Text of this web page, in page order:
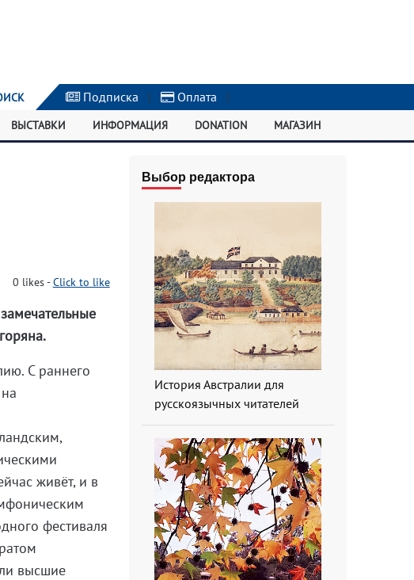
Подписка | Оплата |
ВЫСТАВКИ ИНФОРМАЦИЯ DONATION МАГАЗИН
0 likes-Click to like
С раннего
живёт, и в
фестиваля
высшие
Выбор редактора
История Австралии для
русскоязычных читателей